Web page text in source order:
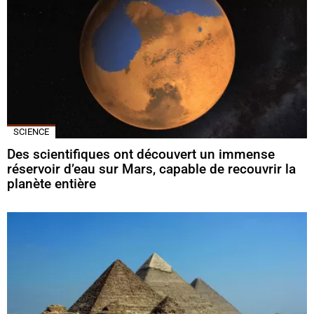
SCIENCE
Des scientifiques ont découvert un immense
réservoir d’eau sur Mars, capable de recouvrir la
planète entière